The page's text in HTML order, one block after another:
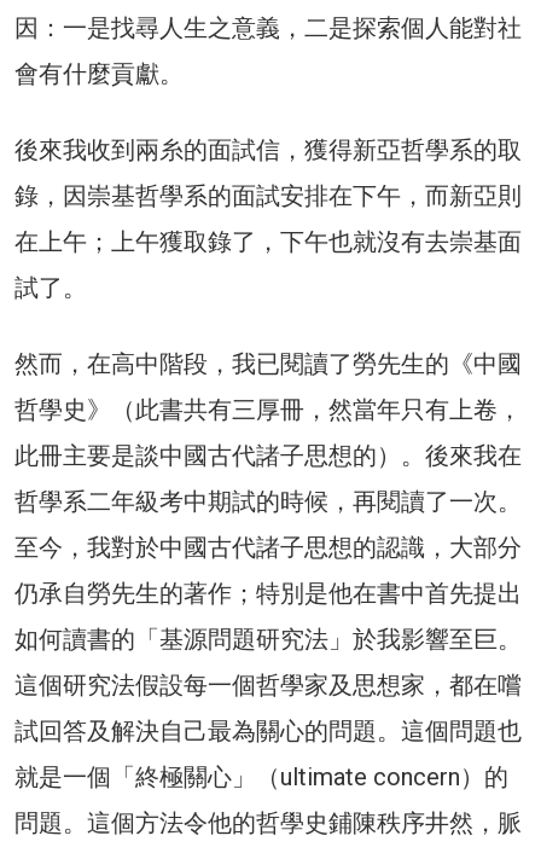
因：一是找尋人生之意義，二是探索個人能對社
會有什麼貢獻。
後來我收到兩糸的面試信，獲得新亞哲學系的取
錄，因崇基哲學系的面試安排在下午，而新亞則
在上午；上午獲取錄了，下午也就沒有去崇基面
試了。
然而，在高中階段，我已閱讀了勞先生的《中國
哲學史》（此書共有三厚冊，然當年只有上卷，
此冊主要是談中國古代諸子思想的）。後來我在
哲學系二年級考中期試的時候，再閱讀了一次。
至今，我對於中國古代諸子思想的認識，大部分
仍承自勞先生的著作；特別是他在書中首先提出
如何讀書的「基源問題研究法」於我影響至巨。
這個研究法假設每一個哲學家及思想家，都在嚐
試回答及解決自己最為關心的問題。這個問題也
就是一個「終極關心」（ultimate concern）的
問題。這個方法令他的哲學史鋪陳秩序井然，脈